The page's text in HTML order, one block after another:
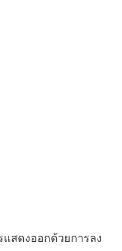
สดงออกด้วยการลง